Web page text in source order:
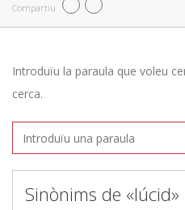
Compartiu
Introduïu la paraula que voleu
cerca.
Sinònims de «lúcid»